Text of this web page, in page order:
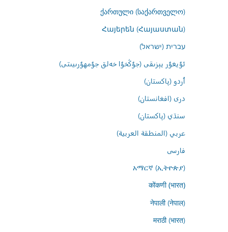
ქართული (საქართველო)
Հայերեն (Հայաստան)
עברית (ישראל)
ئۇيغۇر يېزىقى (جۇڭخۇا خەلق جۇمھۇرىيىتى)
اُردو (پاکستان)
درى (افغانستان)
سنڌي (پاکستان)
عربي (المنطقة العربية)
فارسى
አማርኛ (ኢትዮጵያ)
कोंकणी (भारत)
नेपाली (नेपाल)
मराठी (भारत)